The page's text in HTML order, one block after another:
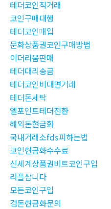
테더코인직거래
코인구매대행
테더코인매입
문화상품권코인구매방법
이더리움판매
테더대리송금
테더코인비대면거래
테더돈세탁
엘포인트테더전환
해외돈현금화
국내거래소fds피하는법
코인현금화수수료
신세계상품권비트코인구입
리플삽니다
모든코인구입
검돈현금화문의